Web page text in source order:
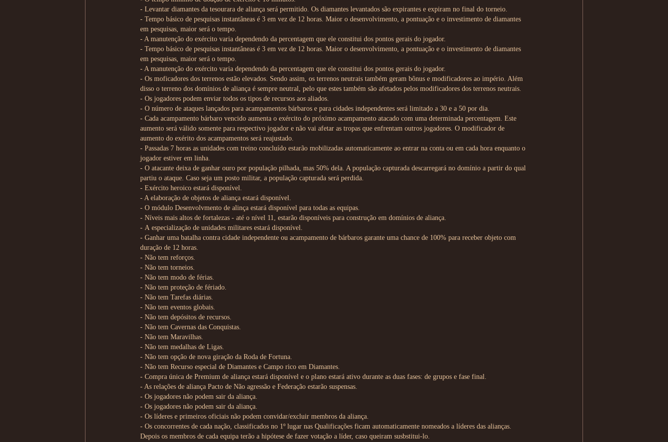
- Levantar diamantes da tesourara de aliança será permitido. Os diamantes levantados são expirantes e expiram no final do torneio.
- Tempo básico de pesquisas instantâneas é 3 em vez de 12 horas. Maior o desenvolvimento, a pontuação e o investimento de diamantes
em pesquisas, maior será o tempo.
- A manutenção do exército varia dependendo da percentagem que ele constitui dos pontos gerais do jogador.
- Tempo básico de pesquisas instantâneas é 3 em vez de 12 horas. Maior o desenvolvimento, a pontuação e o investimento de diamantes
em pesquisas, maior será o tempo.
- A manutenção do exército varia dependendo da percentagem que ele constitui dos pontos gerais do jogador.
- Os moficadores dos terrenos estão elevados. Sendo assim, os terrenos neutrais também geram bônus e modificadores ao império. Além
disso o terreno dos domínios de aliança é sempre neutral, pelo que estes também são afetados pelos modificadores dos terrenos neutrais.
- Os jogadores podem enviar todos os tipos de recursos aos aliados.
- O número de ataques lançados para acampamentos bárbaros e para cidades independentes será limitado a 30 e a 50 por dia.
- Cada acampamento bárbaro vencido aumenta o exército do próximo acampamento atacado com uma determinada percentagem. Este
aumento será válido somente para respectivo jogador e não vai afetar as tropas que enfrentam outros jogadores. O modificador de
aumento do exérito dos acampamentos será reajustado.
- Passadas 7 horas as unidades com treino concluído estarão mobilizadas automaticamente ao entrar na conta ou em cada hora enquanto o
jogador estiver em linha.
- O atacante deixa de ganhar ouro por população pilhada, mas 50% dela. A população capturada descarregará no domínio a partir do qual
partiu o ataque. Caso seja um posto militar, a população capturada será perdida.
- Exército heroico estará disponível.
- A elaboração de objetos de aliança estará disponível.
- O módulo Desenvolvmento de alinça estará disponível para todas as equipas.
- Níveis mais altos de fortalezas - até o nível 11, estarão disponíveis para construção em domínios de aliança.
- А especialização de unidades militares estará disponível.
- Ganhar uma batalha contra cidade independente ou acampamento de bárbaros garante uma chance de 100% para receber objeto com
duração de 12 horas.
- Não tem reforços.
- Não tem torneios.
- Não tem modo de férias.
- Não tem proteção de fériado.
- Não tem Tarefas diárias.
- Não tem eventos globais.
- Não tem depósitos de recursos.
- Não tem Cavernas das Conquistas.
- Não tem Maravilhas.
- Não tem medalhas de Ligas.
- Não tem opção de nova giração da Roda de Fortuna.
- Não tem Recurso especial de Diamantes e Campo rico em Diamantes.
- Compra única de Premium de aliança estará disponível e o plano estará ativo durante as duas fases: de grupos e fase final.
- As relações de aliança Pacto de Não agressão e Federação estarão suspensas.
- Os jogadores não podem sair da aliança.
- Os jogadores não podem sair da aliança.
- Os líderes e primeiros oficiais não podem convidar/excluir membros da aliança.
- Os concorrentes de cada nação, classificados no 1º lugar nas Qualificações ficam automaticamente nomeados a líderes das alianças.
Depois os membros de cada equipa terão a hipótese de fazer votação a líder, caso queiram susbstitui-lo.